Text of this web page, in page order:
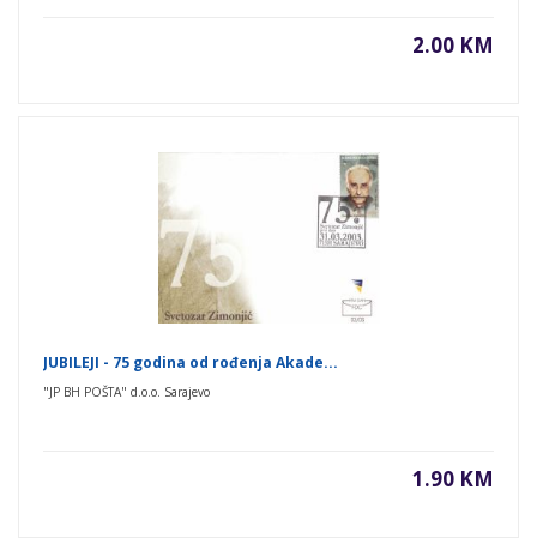
2.00 KM
JUBILEJI - 75 godina od rođenja Akade...
"JP BH POŠTA" d.o.o. Sarajevo
1.90 KM